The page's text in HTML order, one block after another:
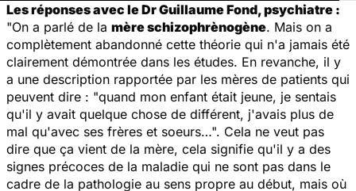
Les réponses avec le Dr Guillaume Fond, psychiatre :
"On a parlé de la mère schizophrènogène. Mais on a
complètement abandonné cette théorie qui n'a jamais été
clairement démontrée dans les études. En revanche, il y
a une description rapportée par les mères de patients qui
peuvent dire : "quand mon enfant était jeune, je sentais
qu'il y avait quelque chose de différent, j'avais plus de
mal qu'avec ses frères et soeurs…". Cela ne veut pas
dire que ça vient de la mère, cela signifie qu'il y a des
signes précoces de la maladie qui ne sont pas dans le
cadre de la pathologie au sens propre au début, mais où